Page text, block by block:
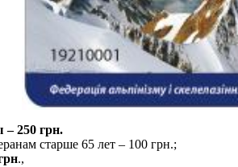
– 250 грн.
старше 65 лет – 100 грн.;
.,